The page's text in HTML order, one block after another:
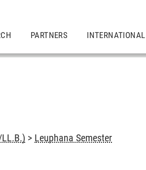
PARTNERS INTERNATIONAL
> Leuphana Semester